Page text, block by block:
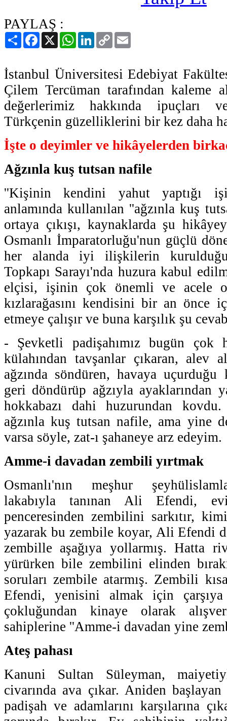
PAYLAŞ :
PaylaşFacebook
X WhatsAppLinkedIn
Copy
Link
İstanbul Üniversitesi Edebiyat
Çilem Tercüman tarafından kaleme
değerlerimiz hakkında ipuçları
Türkçenin güzelliklerini bir kez daha
İşte o deyimler ve hikâyelerden
Ağzınla kuş tutsan nafile
''Kişinin kendini yahut yaptığı işi
anlamında kullanılan ''ağzınla kuş
ortaya çıkışı, kaynaklarda şu
Osmanlı İmparatorluğu'nun güçlü
her alanda iyi ilişkilerin
Topkapı Sarayı'nda huzura kabul
elçisi, işinin çok önemli ve acele
kızlarağasını kendisini bir an önce
etmeye çalışır ve buna karşılık şu
- Şevketli padişahımız bugün çok
külahından tavşanlar çıkaran, alev
ağzında söndüren, havaya
geri döndürüp ağzıyla ayaklarından
hokkabazı dahi huzurundan kovdu.
ağzınla kuş tutsan nafile, ama yine
varsa söyle, zat-ı şahaneye arz edeyim.
Amme-i davadan zembili yırtmak
Osmanlı'nın meşhur
lakabıyla tanınan Ali Efendi,
penceresinden zembilini sarkıtır,
yazarak bu zembile koyar, Ali Efendi
zembille aşağıya yollarmış. Hatta
yürürken bile zembilini elinden
soruları zembile atarmış. Zembili
Efendi, yenisini almak için
çokluğundan kinaye olarak
sahiplerine ''Amme-i davadan yine
Ateş pahası
Kanuni Sultan Süleyman,
civarında ava çıkar. Aniden
padişah ve adamlarını karşılarına